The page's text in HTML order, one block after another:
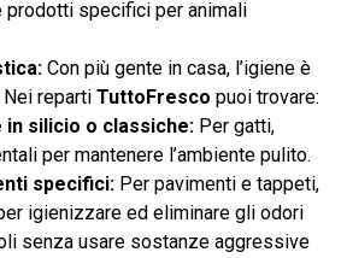
prodotti specifici per animali
Con più gente in casa, l’igiene è
reparti TuttoFresco puoi trovare:
in silicio o classiche: Per gatti,
per mantenere l’ambiente pulito.
specifici: Per pavimenti e tappeti,
igienizzare ed eliminare gli odori
senza usare sostanze aggressive